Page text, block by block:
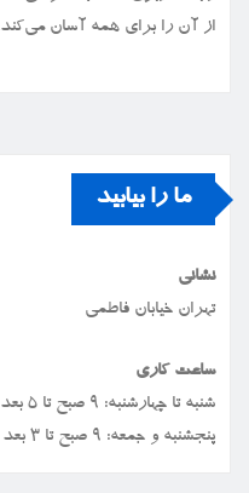
از آن را برای همه آسان
ما را بیابید
نشانی
تهران خیابان فاطمی
ساعت کاری
شنبه تا چهارشنبه: ۹ صبح تا ۵ بعد از ظهر
پنجشنبه و جمعه: ۹ صبح تا ۳ بعد از ظهر